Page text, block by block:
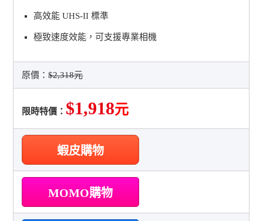
高效能 UHS-II 標準
極致速度效能，可支援專業相機
原價：$2,318元
限時特價： $1,918元
蝦皮購物
MOMO購物